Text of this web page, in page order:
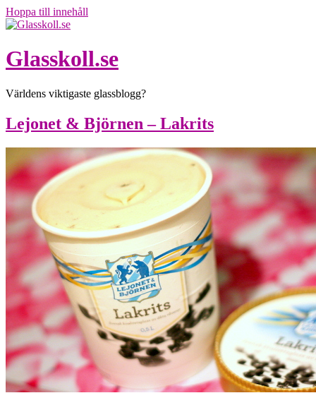
Hoppa till innehåll
Glasskoll.se
Världens viktigaste glassblogg?
Lejonet & Björnen – Lakrits